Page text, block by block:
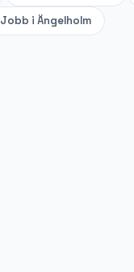
Jobb i Ängelholm